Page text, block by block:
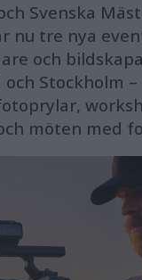
Svenska
nu tre nya
och
Stockholm –
möten med